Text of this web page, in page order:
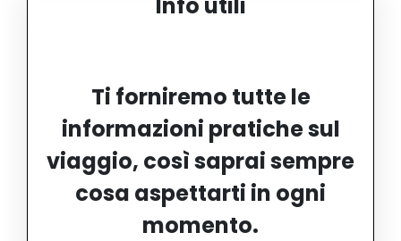
Ti forniremo tutte le
informazioni pratiche sul
viaggio, così saprai sempre
cosa aspettarti in ogni
momento.